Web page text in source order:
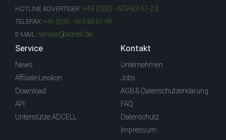
HOTLINE ADVERTISER: +49 (0)30 - 609 83 61-23
TELEFAX: +49 (0)30 - 609 83 61-99
E-MAIL: service@adcell.de
Service
News
Affiliate-Lexikon
Download
API
Unterstütze ADCELL
Kontakt
Unternehmen
Jobs
AGB & Datenschutzerklärung
FAQ
Datenschutz
Impressum